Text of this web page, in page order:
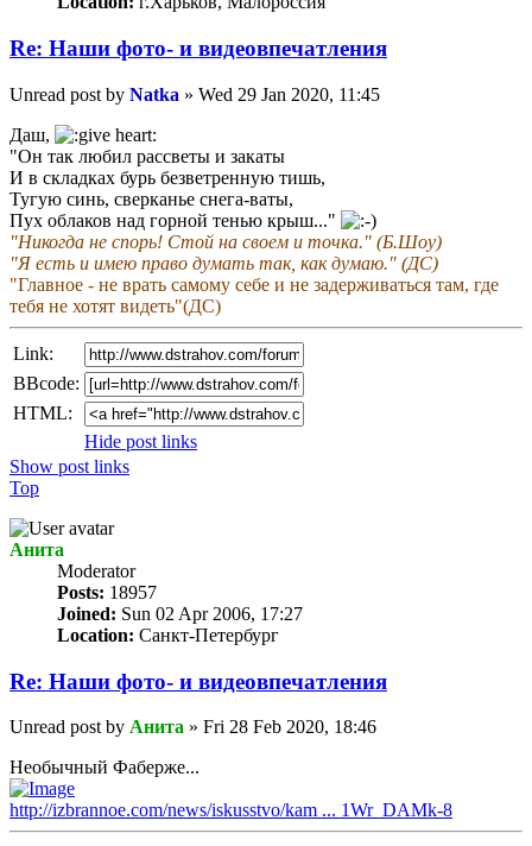
Re: Наши фото- и видеовпечатления
Unread post by Natka » Wed 29 Jan 2020, 11:45
Даш,
"Он так любил рассветы и закаты
И в складках бурь безветренную тишь,
Тугую синь, сверканье снега-ваты,
Пух облаков над горной тенью крыш..."
"Никогда не спорь! Стой на своем и точка." (Б.Шоу)
"Я есть и имею право думать так, как думаю." (ДС)
"Главное - не врать самому себе и не задерживаться там, где
тебя не хотят видеть"(ДС)
Link:
BBcode:
HTML:
Hide post links
Show post links
Top
Анита
Мoderator
Posts: 18957
Joined: Sun 02 Apr 2006, 17:27
Location: Санкт-Петербург
Re: Наши фото- и видеовпечатления
Unread post by Анита » Fri 28 Feb 2020, 18:46
Необычный Фаберже...
http://izbrannoe.com/news/iskusstvo/kam ... 1Wr_DAMk-8